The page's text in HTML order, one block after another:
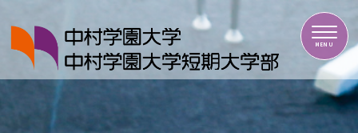
中村学園大学・中村学園大学短期大学部
MENU